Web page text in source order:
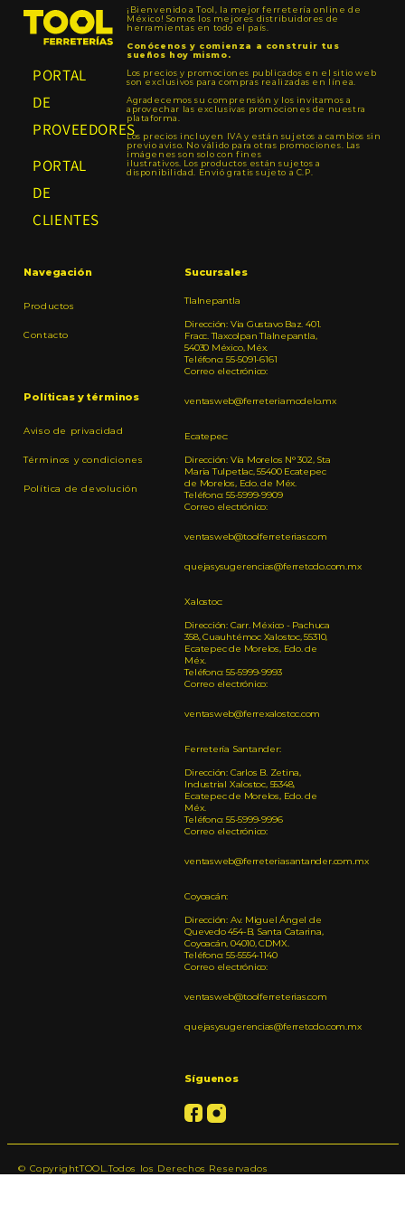
PORTAL
DE
PROVEEDORES
PORTAL
DE
CLIENTES
¡Bienvenido a Tool, la mejor ferretería online de
México! Somos los mejores distribuidores de
herramientas en todo el país.
Conócenos y comienza a construir tus
sueños hoy mismo.
Los precios y promociones publicados en el sitio web
son exclusivos para compras realizadas en línea.
Agradecemos su comprensión y los invitamos a
aprovechar las exclusivas promociones de nuestra
plataforma.
Los precios incluyen IVA y están sujetos a cambios sin
previo aviso. No válido para otras promociones. Las
imágenes son solo con fines
ilustrativos. Los productos están sujetos a
disponibilidad. Envió gratis sujeto a C.P.
Navegación
Productos
Contacto
Políticas y términos
Aviso de privacidad
Términos y condiciones
Política de devolución
Sucursales
Tlalnepantla
Dirección: Via Gustavo Baz. 401.
Fracc. Tlaxcolpan Tlalnepantla,
54030 México, Méx.
Teléfono: 55-5091-6161
Correo electrónico:
ventasweb@ferreteriamodelo.mx
Ecatepec:
Dirección: Vía Morelos N° 302, Sta
Maria Tulpetlac, 55400 Ecatepec
de Morelos, Edo. de Méx.
Teléfono: 55-5999-9909
Correo electrónico:
ventasweb@toolferreterias.com
quejasysugerencias@ferretodo.com.mx
Xalostoc:
Dirección: Carr. México - Pachuca
358, Cuauhtémoc Xalostoc, 55310,
Ecatepec de Morelos, Edo. de
Méx.
Teléfono: 55-5999-9993
Correo electrónico:
ventasweb@ferrexalostoc.com
Ferretería Santander:
Dirección: Carlos B. Zetina,
Industrial Xalostoc, 55348,
Ecatepec de Morelos, Edo. de
Méx.
Teléfono: 55-5999-9996
Correo electrónico:
ventasweb@ferreteriasantander.com.mx
Coyoacán:
Dirección: Av. Miguel Ángel de
Quevedo 454-B, Santa Catarina,
Coyoacán, 04010, CDMX.
Teléfono: 55-5554-1140
Correo electrónico:
ventasweb@toolferreterias.com
quejasysugerencias@ferretodo.com.mx
Síguenos
© CopyrightTOOL.Todos los Derechos Reservados